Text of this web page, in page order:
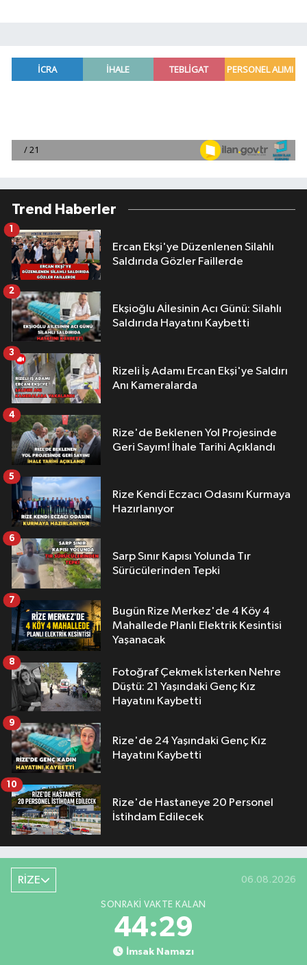
Trend Haberler
Ercan Ekşi'ye Düzenlenen Silahlı
Saldırıda Gözler Faillerde
1
Ekşioğlu Aİlesinin Acı Günü: Silahlı
Saldırıda Hayatını Kaybetti
2
Rizeli İş Adamı Ercan Ekşi'ye Saldırı
Anı Kameralarda
3
Rize'de Beklenen Yol Projesinde
Geri Sayım! İhale Tarihi Açıklandı
4
Rize Kendi Eczacı Odasını Kurmaya
Hazırlanıyor
5
Sarp Sınır Kapısı Yolunda Tır
Sürücülerinden Tepki
6
Bugün Rize Merkez'de 4 Köy 4
Mahallede Planlı Elektrik Kesintisi
Yaşanacak
7
Fotoğraf Çekmek İsterken Nehre
Düştü: 21 Yaşındaki Genç Kız
Hayatını Kaybetti
8
Rize'de 24 Yaşındaki Genç Kız
Hayatını Kaybetti
9
Rize'de Hastaneye 20 Personel
İstihdam Edilecek
10
RİZE 06.08.2026
SONRAKI VAKTE KALAN
44:28
İmsak Namazı